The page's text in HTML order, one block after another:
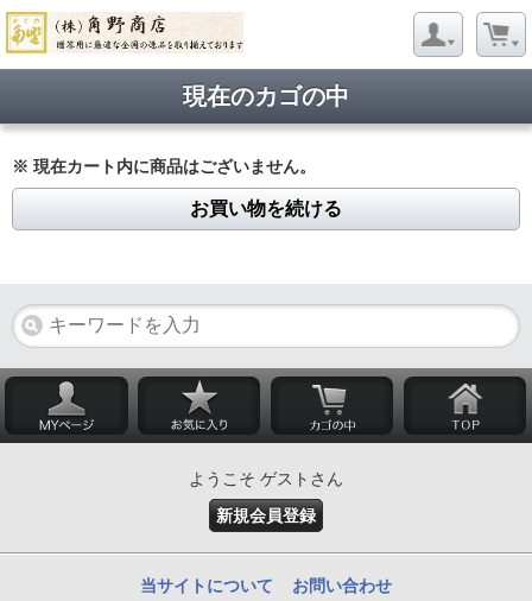
現在のカゴの中
※ 現在カート内に商品はございません。
お買い物を続ける
ようこそ ゲストさん
新規会員登録
当サイトについて お問い合わせ